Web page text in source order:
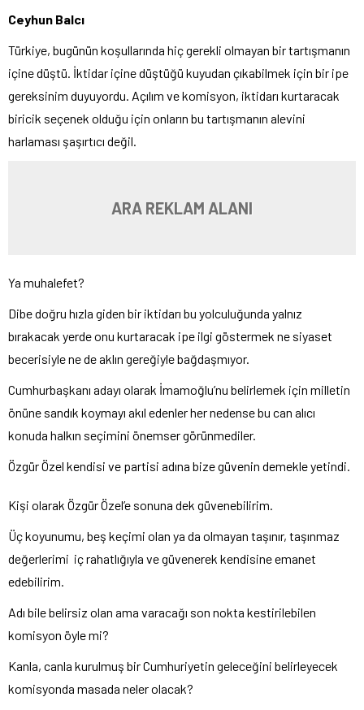
Ceyhun Balcı
Türkiye, bugünün koşullarında hiç gerekli olmayan bir tartışmanın
içine düştü. İktidar içine düştüğü kuyudan çıkabilmek için bir ipe
gereksinim duyuyordu. Açılım ve komisyon, iktidarı kurtaracak
biricik seçenek olduğu için onların bu tartışmanın alevini
harlaması şaşırtıcı değil.
ARA REKLAM ALANI
Ya muhalefet?
Dibe doğru hızla giden bir iktidarı bu yolculuğunda yalnız
bırakacak yerde onu kurtaracak ipe ilgi göstermek ne siyaset
becerisiyle ne de aklın gereğiyle bağdaşmıyor.
Cumhurbaşkanı adayı olarak İmamoğlu’nu belirlemek için milletin
önüne sandık koymayı akıl edenler her nedense bu can alıcı
konuda halkın seçimini önemser görünmediler.
Özgür Özel kendisi ve partisi adına bize güvenin demekle yetindi.
Kişi olarak Özgür Özel’e sonuna dek güvenebilirim.
Üç koyunumu, beş keçimi olan ya da olmayan taşınır, taşınmaz
değerlerimi iç rahatlığıyla ve güvenerek kendisine emanet
edebilirim.
Adı bile belirsiz olan ama varacağı son nokta kestirilebilen
komisyon öyle mi?
Kanla, canla kurulmuş bir Cumhuriyetin geleceğini belirleyecek
komisyonda masada neler olacak?